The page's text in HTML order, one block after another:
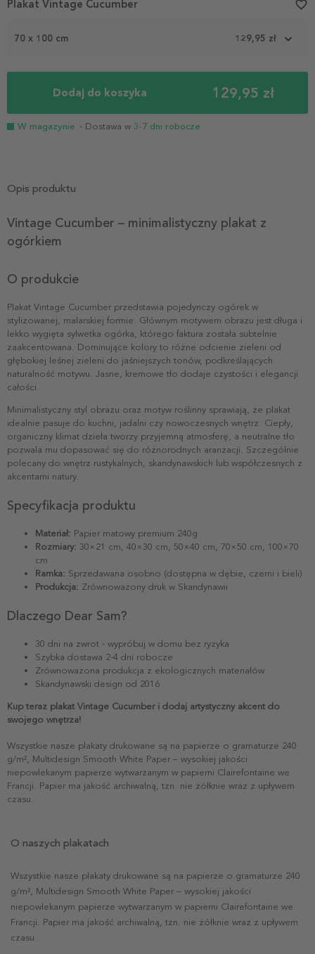
4
70 x 100 cm 129,95 zł
Dodaj do koszyka 129,95 zł
W magazynie - Dostawa w 3-7 dni robocze
Plakat Vintage Cucumber favorite_border
Opis produktu
Vintage Cucumber – minimalistyczny plakat z
ogórkiem
O produkcie
Plakat Vintage Cucumber przedstawia pojedynczy ogórek w
stylizowanej, malarskiej formie. Głównym motywem obrazu jest długa i
lekko wygięta sylwetka ogórka, którego faktura została subtelnie
zaakcentowana. Dominujące kolory to różne odcienie zieleni od
głębokiej leśnej zieleni do jaśniejszych tonów, podkreślających
naturalność motywu. Jasne, kremowe tło dodaje czystości i elegancji
całości.
Minimalistyczny styl obrazu oraz motyw roślinny sprawiają, że plakat
idealnie pasuje do kuchni, jadalni czy nowoczesnych wnętrz. Ciepły,
organiczny klimat dzieła tworzy przyjemną atmosferę, a neutralne tło
pozwala mu dopasować się do różnorodnych aranżacji. Szczególnie
polecany do wnętrz rustykalnych, skandynawskich lub współczesnych z
akcentami natury.
Specyfikacja produktu
Materiał: Papier matowy premium 240g
Rozmiary: 30×21 cm, 40×30 cm, 50×40 cm, 70×50 cm, 100×70
cm
Ramka: Sprzedawana osobno (dostępna w dębie, czerni i bieli)
Produkcja: Zrównoważony druk w Skandynawii
Dlaczego Dear Sam?
30 dni na zwrot - wypróbuj w domu bez ryzyka
Szybka dostawa 2-4 dni robocze
Zrównoważona produkcja z ekologicznych materiałów
Skandynawski design od 2016
Kup teraz plakat Vintage Cucumber i dodaj artystyczny akcent do
swojego wnętrza!
Wszystkie nasze plakaty drukowane są na papierze o gramaturze 240
g/m², Multidesign Smooth White Paper – wysokiej jakości
niepowlekanym papierze wytwarzanym w papierni Clairefontaine we
Francji. Papier ma jakość archiwalną, tzn. nie żółknie wraz z upływem
czasu.
O naszych plakatach
Wszystkie nasze plakaty drukowane są na papierze o gramaturze 240
g/m², Multidesign Smooth White Paper – wysokiej jakości
niepowlekanym papierze wytwarzanym w papierni Clairefontaine we
Francji. Papier ma jakość archiwalną, tzn. nie żółknie wraz z upływem
czasu.